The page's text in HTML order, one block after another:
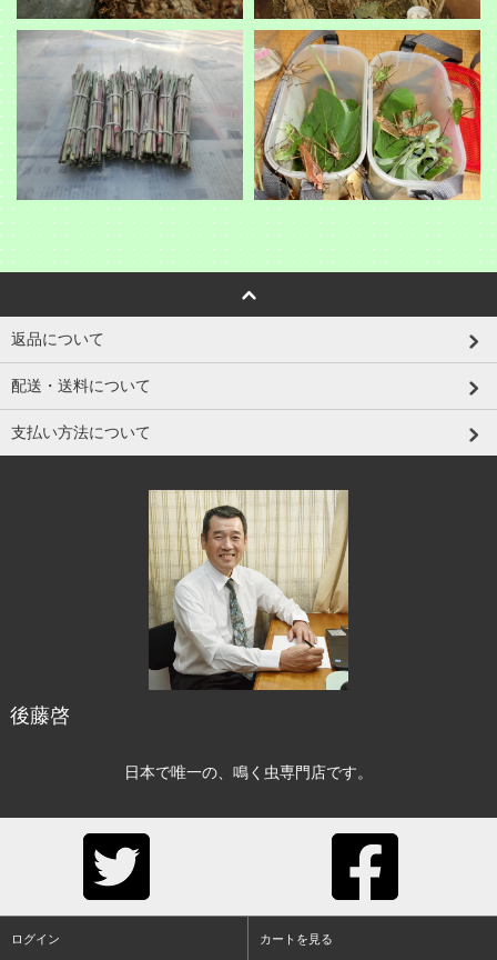
返品について
配送・送料について
支払い方法について
後藤啓
日本で唯一の、鳴く虫専門店です。
ログイン カートを見る